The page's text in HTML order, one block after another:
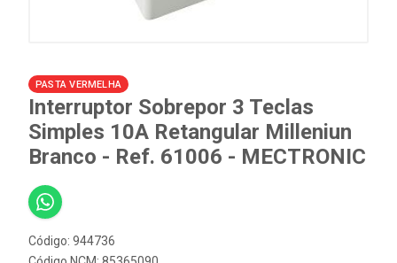
PASTA VERMELHA
Interruptor Sobrepor 3 Teclas
Simples 10A Retangular Milleniun
Branco - Ref. 61006 - MECTRONIC
Código: 944736